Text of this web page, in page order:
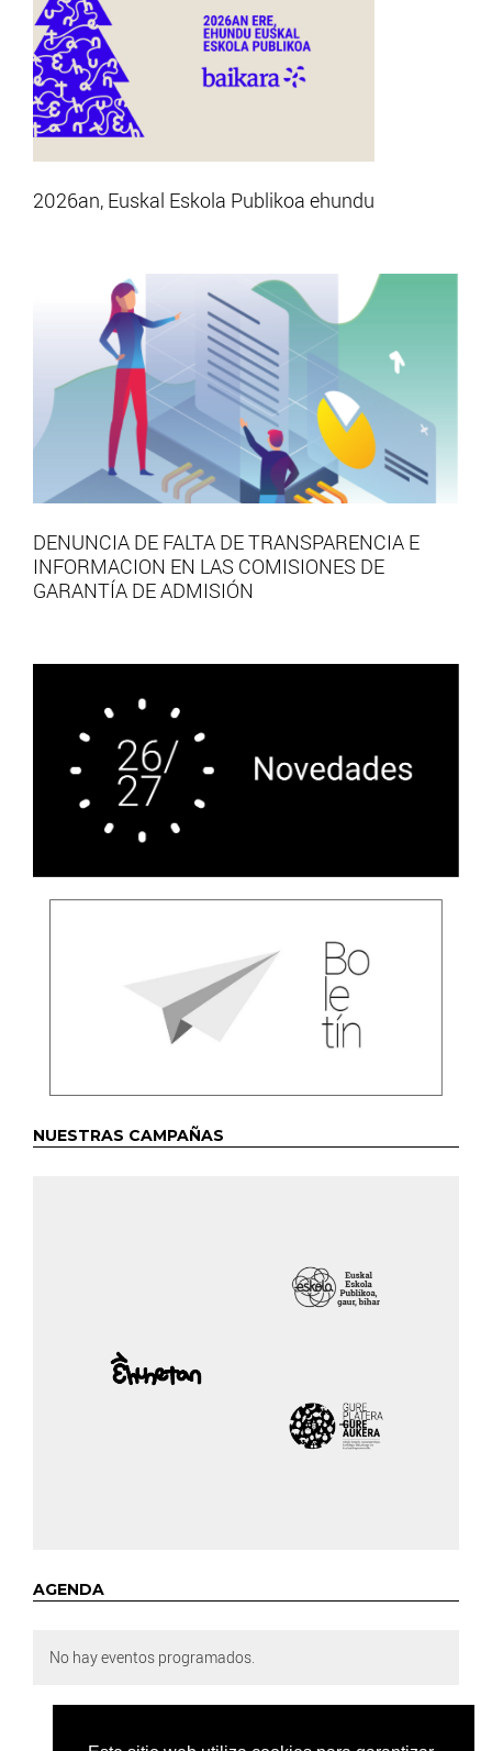
2026an, Euskal Eskola Publikoa ehundu
DENUNCIA DE FALTA DE TRANSPARENCIA E
INFORMACION EN LAS COMISIONES DE
GARANTÍA DE ADMISIÓN
NUESTRAS CAMPAÑAS
AGENDA
No hay eventos programados.